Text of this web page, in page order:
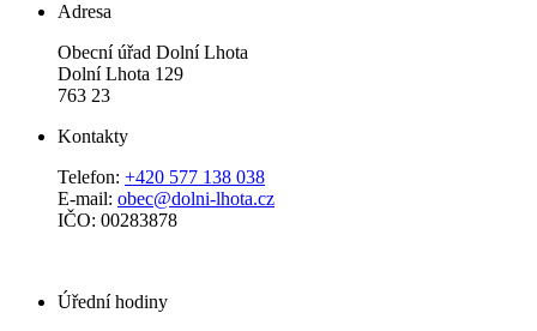
Adresa
Obecní úřad Dolní Lhota
Dolní Lhota 129
763 23
Kontakty
Telefon: +420 577 138 038
E-mail: obec@dolni-lhota.cz
IČO: 00283878
Úřední hodiny